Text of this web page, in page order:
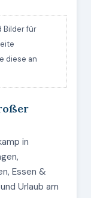
Bilder für
diese an
in
Essen &
Urlaub am